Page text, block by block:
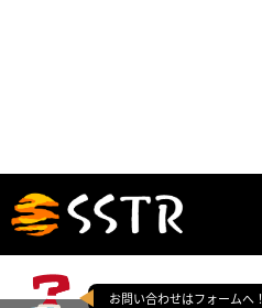
お問い合わせはフォームへ！